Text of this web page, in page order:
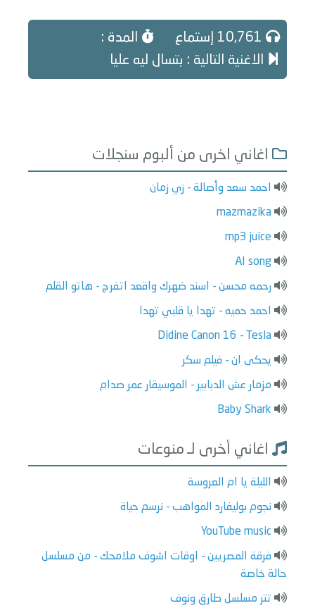
المدة :
الاغنية التالية : بتسال ليه عليا
اغاني اخرى من ألبوم سنجلات
احمد سعد وأصالة - زي زمان
mazmazika
mp3 juice
AI song
رحمه محسن - اسند ضهرك واقعد اتفرج - هاتو القلم
احمد حميه - تهدا يا قلبي تهدا
Didine Canon 16 - Tesla
يحكى ان - فيلم سكر
مزمار عش الدبابير - الموسيقار عمر صدام
Baby Shark
اغاني أخرى لـ منوعات
الليلة يا ام العروسة
نجوم بوليفارد المواهب - نرسم حياة
YouTube music
فرقة المصريين - اوقات اشوف ملامحك - من مسلسل
حالة خاصة
تتر مسلسل طارق ونوف